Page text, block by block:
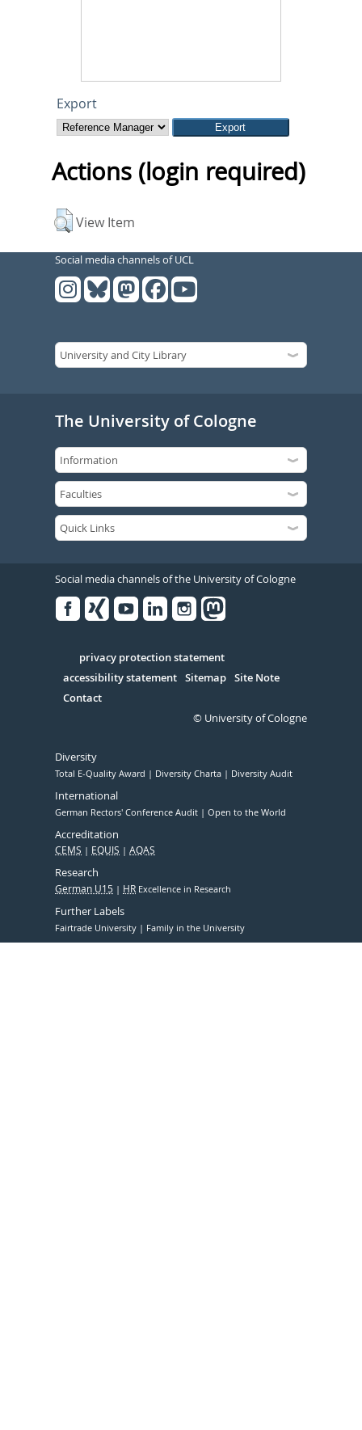
Export
Actions (login required)
View Item
Social media channels of UCL
The University of Cologne
Social media channels of the University of Cologne
Serivce
privacy protection statement
accessibility statement Sitemap Site Note
Contact
© University of Cologne
Diversity
Total E-Quality Award Diversity Charta Diversity Audit
International
German Rectors' Conference Audit Open to the World
Accreditation
CEMS EQUIS AQAS
Research
German U15 HR Excellence in Research
Further Labels
Fairtrade University Family in the University